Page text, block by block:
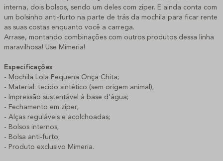
interna, dois bolsos, sendo um deles com zíper. E ainda conta com
um bolsinho anti-furto na parte de trás da mochila para ficar rente
as suas costas enquanto você a carrega.
Arrase, montando combinações com outros produtos dessa linha
maravilhosa! Use Mimeria!
Especificações:
- Mochila Lola Pequena Onça Chita;
- Material: tecido sintético (sem origem animal);
- Impressão sustentável à base d’água;
- Fechamento em zíper;
- Alças reguláveis e acolchoadas;
- Bolsos internos;
- Bolsa anti-furto;
- Produto exclusivo Mimeria.